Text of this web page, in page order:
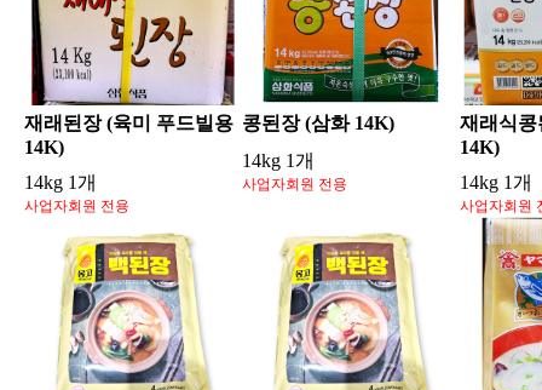
재래된장 (육미 푸드빌용
14K)
14kg 1개
사업자회원 전용
콩된장 (삼화 14K)
14kg 1개
사업자회원 전용
재래식콩
14K)
14kg 1개
사업자회원